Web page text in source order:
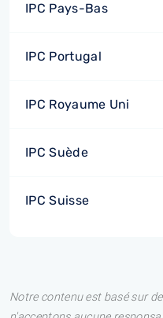
IPC Pays-Bas
IPC Portugal
IPC Royaume Uni
IPC Suède
IPC Suisse
Notre contenu est basé sur